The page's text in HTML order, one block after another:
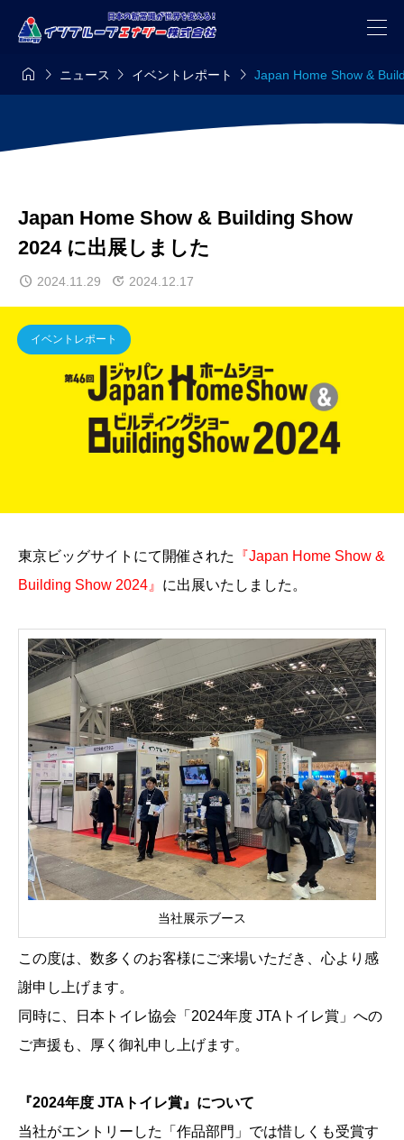
  ニュース  イベントレポート  Japan Home Show &
Japan Home Show & Building Show
2024 に出展しました
2024.11.29 2024.12.17
イベントレポート
東京ビッグサイトにて開催された
『Japan Home Show &
Building Show 2024』 に出展いたしました。
当社展示ブース
この度は、数多くのお客様にご来場いただき、心より感
謝申し上げます。
同時に、日本トイレ協会「2024年度 JTAトイレ賞」への
ご声援も、厚く御礼申し上げます。
『2024年度 JTAトイレ賞』について
当社がエントリーした「作品部門」では惜しくも受賞す